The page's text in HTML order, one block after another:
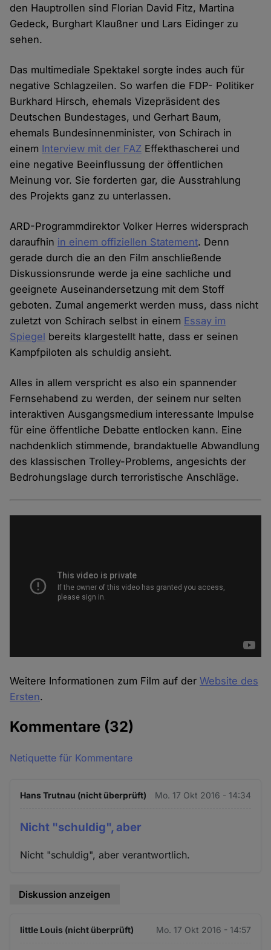
den Hauptrollen sind Florian David Fitz, Martina
Gedeck, Burghart Klaußner und Lars Eidinger zu
sehen.
Das multimediale Spektakel sorgte indes auch für
negative Schlagzeilen. So warfen die FDP- Politiker
Burkhard Hirsch, ehemals Vizepräsident des
Deutschen Bundestages, und Gerhart Baum,
ehemals Bundesinnenminister, von Schirach in
einem Interview mit der FAZ Effekthascherei und
eine negative Beeinflussung der öffentlichen
Meinung vor. Sie forderten gar, die Ausstrahlung
des Projekts ganz zu unterlassen.
ARD-Programmdirektor Volker Herres widersprach
daraufhin in einem offiziellen Statement. Denn
gerade durch die an den Film anschließende
Diskussionsrunde werde ja eine sachliche und
geeignete Auseinandersetzung mit dem Stoff
geboten. Zumal angemerkt werden muss, dass nicht
zuletzt von Schirach selbst in einem Essay im
Spiegel bereits klargestellt hatte, dass er seinen
Kampfpiloten als schuldig ansieht.
Alles in allem verspricht es also ein spannender
Fernsehabend zu werden, der seinem nur selten
interaktiven Ausgangsmedium interessante Impulse
für eine öffentliche Debatte entlocken kann. Eine
nachdenklich stimmende, brandaktuelle Abwandlung
des klassischen Trolley-Problems, angesichts der
Bedrohungslage durch terroristische Anschläge.
Weitere Informationen zum Film auf derWebsite des
Ersten.
Kommentare (32)
Netiquette für Kommentare
Hans Trutnau (nicht überprüft) Mo. 17 Okt 2016 - 14:34
Nicht "schuldig", aber
Nicht "schuldig", aber verantwortlich.
Diskussion anzeigen
little Louis (nicht überprüft) Mo. 17 Okt 2016 - 14:57